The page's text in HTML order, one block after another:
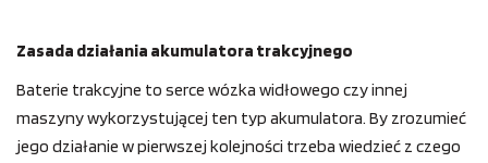
Zasada działania akumulatora trakcyjnego
Baterie trakcyjne to serce wózka widłowego czy innej
maszyny wykorzystującej ten typ akumulatora. By zrozumieć
jego działanie w pierwszej kolejności trzeba wiedzieć z czego